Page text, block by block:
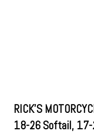
RICK'S
18-26 Softail, 17-